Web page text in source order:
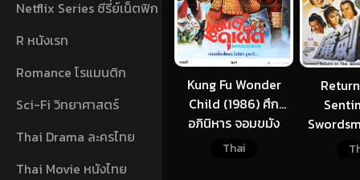
Netflix Series ซีรี่ย์เน็ตฟิก
R หนังเรท
Romance โรแมนติก
Sci-Fi วิทยาศาสตร์
Thai Drama ละครไทย
Thai Movie หนังไทย
Kung Fu Wonder
Child (1986) ศึก
อภินิหาร จอมขมัง
เวทย์
Thai
ฤทธิ์มีด